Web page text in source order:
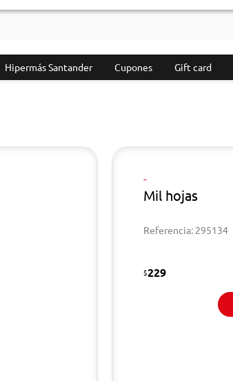
Hipermás Santander Cupones Gift card
-
Mil hojas
Referencia: 295134
$229